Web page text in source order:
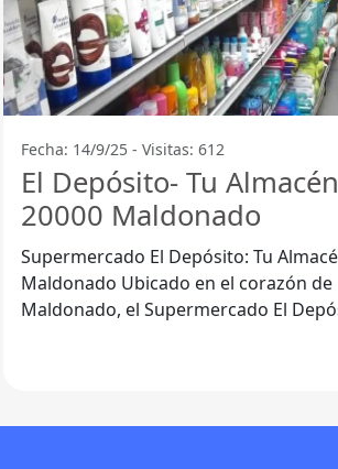
Fecha: 14/9/25 - Visitas: 612
El Depósito- Tu
20000 Maldonado
Supermercado El Depósito: Tu
Maldonado Ubicado en el corazón de
Maldonado, el Supermercado El